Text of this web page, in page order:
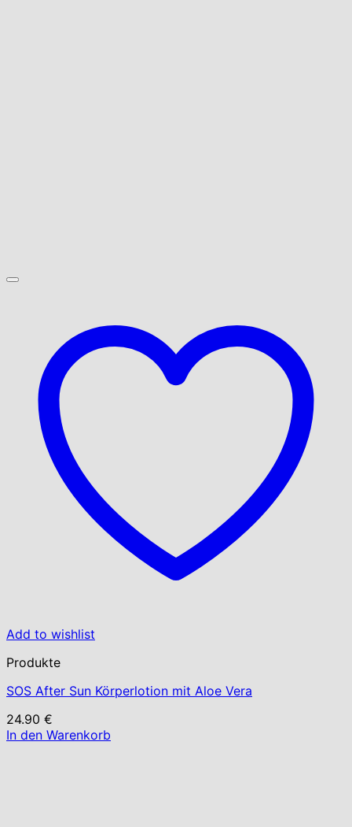
Add to wishlist
Produkte
SOS After Sun Körperlotion mit Aloe Vera
24.90 €
In den Warenkorb